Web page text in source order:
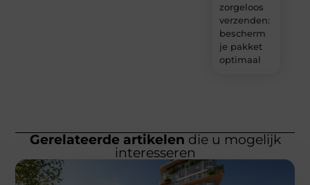
zorgeloos
verzenden:
bescherm
je pakket
optimaal
Gerelateerde artikelen die u mogelijk
interesseren